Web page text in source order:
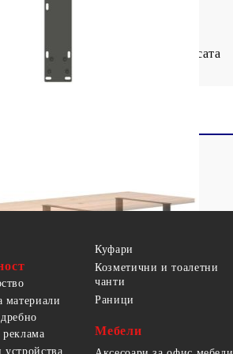
на краката към плота на масата
материали
Куфари
Козметични и тоалетни
чанти
Раници
Мебели